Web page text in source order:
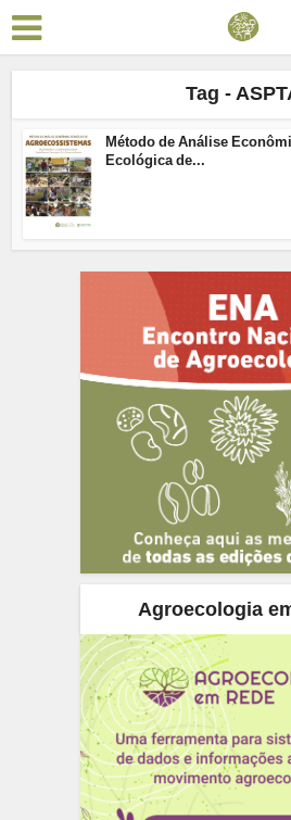
Tag -
Método de Análise
Ecológica de...
Agroecologia